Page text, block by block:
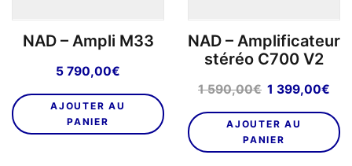
NAD – Ampli M33
5 790,00€
AJOUTER AU
PANIER
NAD – Amplificateur
stéréo C700 V2
1 590,00€ Le
initial
était :
1
1 399,00€
AJOUTER AU
PANIER